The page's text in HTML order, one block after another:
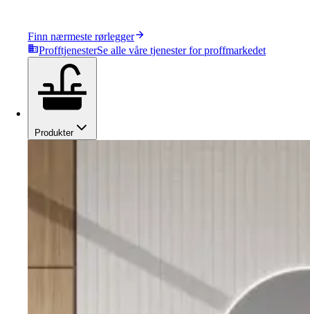
Finn nærmeste rørlegger
ProfftjenesterSe alle våre tjenester for proffmarkedet
Produkter